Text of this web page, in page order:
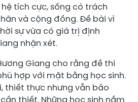
tích cực, sống có trách
và cộng đồng. Đề bài vì
sự vừa có giá trị định
nhận xét.
Giang cho rằng đề thi
hợp với mặt bằng học sinh.
thiết thực nhưng vẫn bảo